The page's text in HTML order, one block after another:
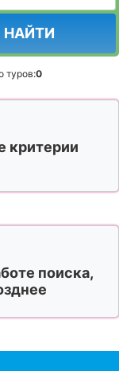
НАЙТИ
туров:0
критерии
поиска,